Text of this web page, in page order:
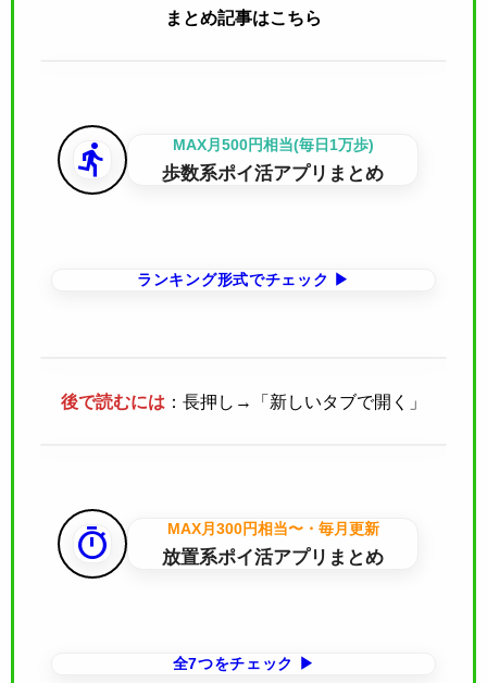
まとめ記事はこちら
directions_run MAX月500円相当(毎日1万歩)
歩数系ポイ活アプリまとめ
ランキング形式でチェック ▶
後で読むには ：長押し→「新しいタブで開く」
timer MAX月300円相当〜・毎月更新
放置系ポイ活アプリまとめ
全7つをチェック ▶